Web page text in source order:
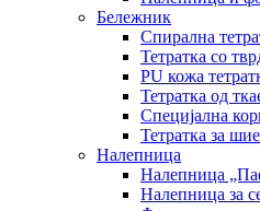
Бележник
Спирална
Тетратка со
PU кожа
Тетратка од
Специјална
Тетратка за
Налепница
Налепница
Налепница за